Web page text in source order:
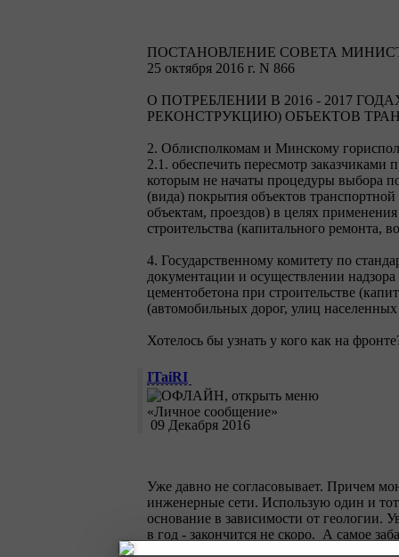
ПОСТАНОВЛЕНИЕ СОВЕТА
25 октября 2016 г. N 866
О ПОТРЕБЛЕНИИ В 2016 - 2017
РЕКОНСТРУКЦИЮ) ОБЪЕКТОВ
2. Облисполкомам и Минскому
2.1. обеспечить пересмотр
которым не начаты процедуры выбора
(вида) покрытия объектов
объектам, проездов) в целях
строительства (капитального ремонта,
4. Государственному комитету по
документации и осуществлении
цементобетона при строительстве
(автомобильных дорог, улиц
Хотелось бы узнать у кого как на
ITaiRI
09 Декабря 2016
Уже давно не согласовывает. Причем
инженерные сети. Использую один и
основание в зависимости от геологии.
в год - закончится не скоро. А самое